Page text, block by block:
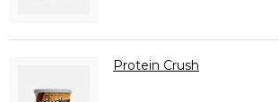
Protein Crush